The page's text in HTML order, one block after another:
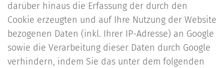
darüber hinaus die Erfassung der durch den
Cookie erzeugten und auf Ihre Nutzung der Website
bezogenen Daten (inkl. Ihrer IP-Adresse) an Google
sowie die Verarbeitung dieser Daten durch Google
verhindern, indem Sie das unter dem folgenden